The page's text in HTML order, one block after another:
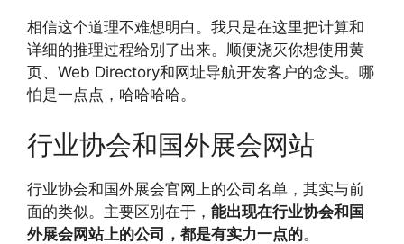
相信这个道理不难想明白。我只是在这里把计算和
详细的推理过程给别了出来。顺便浇灭你想使用黄
页、Web Directory和网址导航开发客户的念头。哪
怕是一点点，哈哈哈哈。
行业协会和国外展会网站
行业协会和国外展会官网上的公司名单，其实与前
面的类似。主要区别在于， 能出现在行业协会和国
外展会网站上的公司，都是有实力一点的。